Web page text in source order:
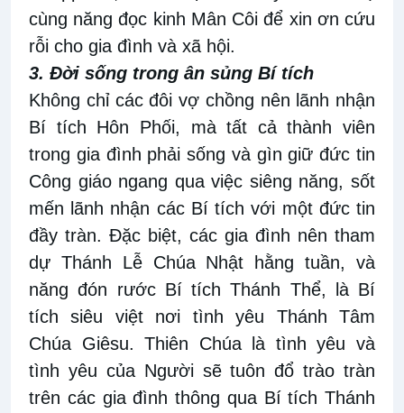
cùng năng đọc kinh Mân Côi để xin ơn cứu
rỗi cho gia đình và xã hội.
3. Đời sống trong ân sủng Bí tích
Không chỉ các đôi vợ chồng nên lãnh nhận
Bí tích Hôn Phối, mà tất cả thành viên
trong gia đình phải sống và gìn giữ đức tin
Công giáo ngang qua việc siêng năng, sốt
mến lãnh nhận các Bí tích với một đức tin
đầy tràn. Đặc biệt, các gia đình nên tham
dự Thánh Lễ Chúa Nhật hằng tuần, và
năng đón rước Bí tích Thánh Thể, là Bí
tích siêu việt nơi tình yêu Thánh Tâm
Chúa Giêsu. Thiên Chúa là tình yêu và
tình yêu của Người sẽ tuôn đổ trào tràn
trên các gia đình thông qua Bí tích Thánh